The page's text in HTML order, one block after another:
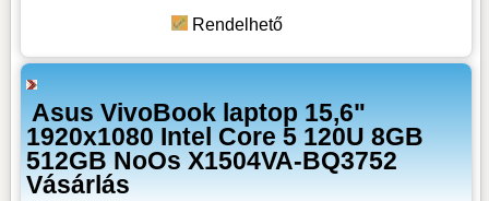
Rendelhető
Asus VivoBook laptop 15,6"
1920x1080 Intel Core 5 120U 8GB
512GB NoOs X1504VA-BQ3752
Vásárlás